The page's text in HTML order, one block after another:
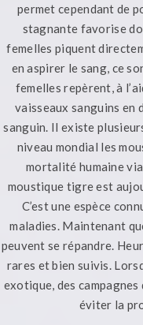
permet cependant de
stagnante favorise
femelles piquent
en aspirer le sang, ce
femelles repèrent, à
vaisseaux sanguins en
sanguin. Il existe
niveau mondial les
mortalité humaine
moustique tigre est
C’est une espèce
maladies. Maintenant
peuvent se répandre.
rares et bien suivis.
exotique, des
éviter la